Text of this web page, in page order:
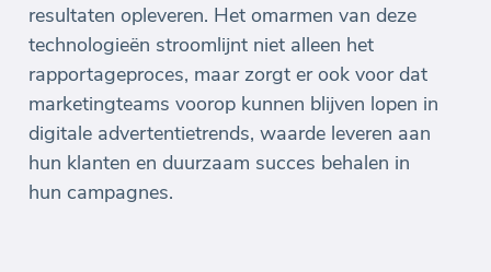
resultaten opleveren. Het omarmen van deze
technologieën stroomlijnt niet alleen het
rapportageproces, maar zorgt er ook voor dat
marketingteams voorop kunnen blijven lopen in
digitale advertentietrends, waarde leveren aan
hun klanten en duurzaam succes behalen in
hun campagnes.